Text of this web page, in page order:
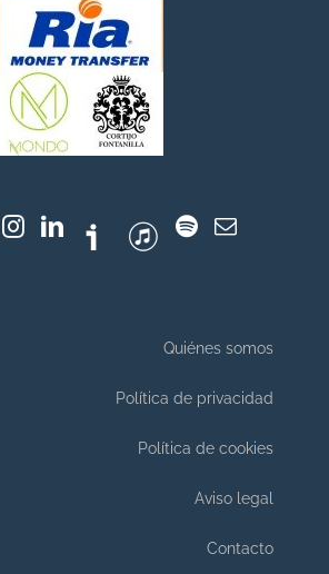
Quiénes somos
Política de privacidad
Política de cookies
Aviso legal
Contacto